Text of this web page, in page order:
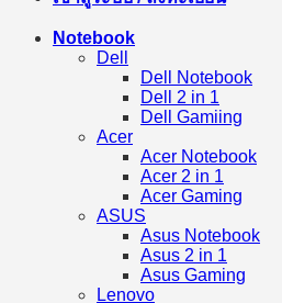
Notebook
Dell
Dell Notebook
Dell 2 in 1
Dell Gamiing
Acer
Acer Notebook
Acer 2 in 1
Acer Gaming
ASUS
Asus Notebook
Asus 2 in 1
Asus Gaming
Lenovo